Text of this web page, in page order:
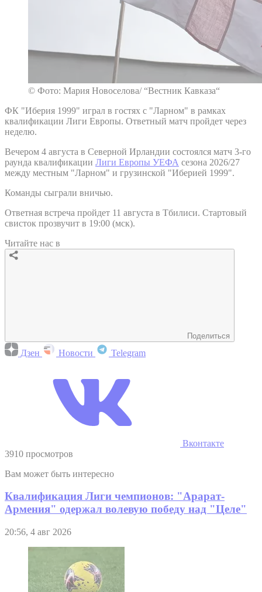
© Фото: Мария Новоселова/ “Вестник Кавказа“
ФК "Иберия 1999" играл в гостях с "Ларном" в рамках
квалификации Лиги Европы. Ответный матч пройдет через
неделю.
Вечером 4 августа в Северной Ирландии состоялся матч 3-го
раунда квалификации Лиги Европы УЕФА сезона 2026/27
между местным "Ларном" и грузинской "Иберией 1999".
Команды сыграли вничью.
Ответная встреча пройдет 11 августа в Тбилиси. Стартовый
свисток прозвучит в 19:00 (мск).
Читайте нас в
Поделиться
Дзен Новости Telegram
Вконтакте
3910 просмотров
Вам может быть интересно
Квалификация Лиги чемпионов: "Арарат-
Армения" одержал волевую победу над "Целе"
20:56, 4 авг 2026